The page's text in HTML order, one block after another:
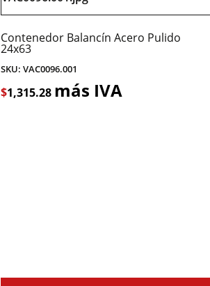
Contenedor Balancín Acero Pulido
24x63
SKU: VAC0096.001
$1,315.28 más IVA